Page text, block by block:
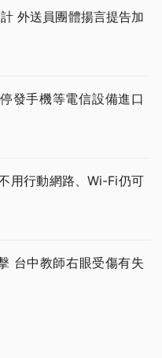
外送員團體揚言提告加
發手機等電信設備進口
用行動網路、Wi-Fi仍可
台中教師右眼受傷有失